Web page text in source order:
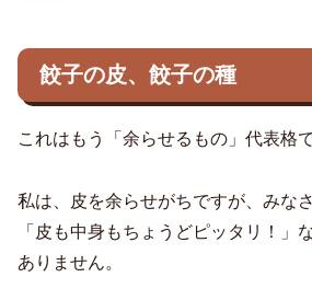
餃子の皮、餃子の種
これはもう「余らせるもの」代表格
私は、皮を余らせがちですが、みな
「皮も中身もちょうどピッタリ！」
ありません。